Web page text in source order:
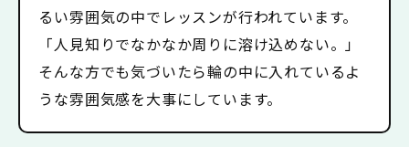
るい雰囲気の中でレッスンが行われています。
「人見知りでなかなか周りに溶け込めない。」
そんな方でも気づいたら輪の中に入れているよ
うな雰囲気感を大事にしています。